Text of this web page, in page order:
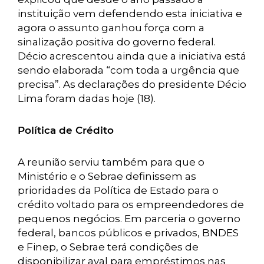
instituição vem defendendo esta iniciativa e
agora o assunto ganhou força com a
sinalização positiva do governo federal.
Décio acrescentou ainda que a iniciativa está
sendo elaborada “com toda a urgência que
precisa”. As declarações do presidente Décio
Lima foram dadas hoje (18).
Política de Crédito
A reunião serviu também para que o
Ministério e o Sebrae definissem as
prioridades da Política de Estado para o
crédito voltado para os empreendedores de
pequenos negócios. Em parceria o governo
federal, bancos públicos e privados, BNDES
e Finep, o Sebrae terá condições de
disponibilizar aval para empréstimos nas